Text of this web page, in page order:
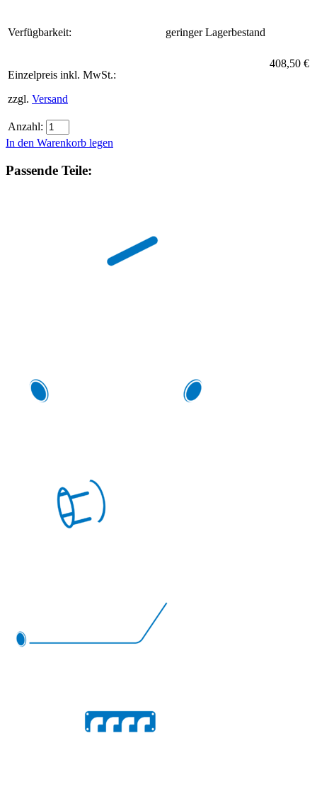
Verfügbarkeit: geringer Lagerbestand
Einzelpreis inkl. MwSt.:
zzgl. Versand
408,50 €
Anzahl:
In den Warenkorb legen
Passende Teile: